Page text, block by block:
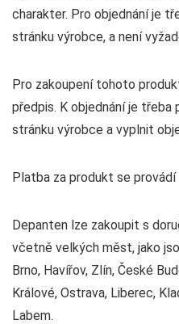
charakter. Pro objednání je
stránku výrobce, a není
Pro zakoupení tohoto
předpis. K objednání je
stránku výrobce a vyplnit
Platba za produkt se
Depanten lze zakoupit s
včetně velkých měst, jako
Brno, Havířov, Zlín, České
Králové, Ostrava, Liberec,
Labem.